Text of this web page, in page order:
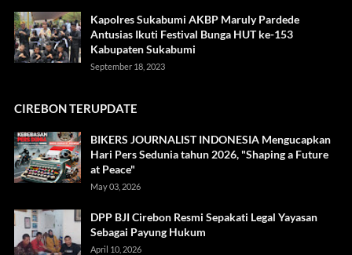
Kapolres Sukabumi AKBP Maruly Pardede
Antusias Ikuti Festival Bunga HUT ke-153
Kabupaten Sukabumi
September 18, 2023
CIREBON TERUPDATE
BIKERS JOURNALIST INDONESIA Mengucapkan
Hari Pers Sedunia tahun 2026, "Shaping a Future
at Peace"
May 03, 2026
DPP BJI Cirebon Resmi Sepakati Legal Yayasan
Sebagai Payung Hukum
April 10, 2026